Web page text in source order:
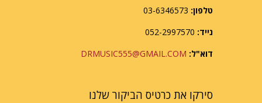
טלפון:
נייד:
דוא"ל: DRMUSIC555@GMAIL.COM
סירקו את כרטיס הביקור שלנו